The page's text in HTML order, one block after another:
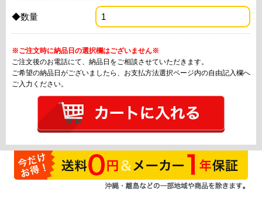
◆数量
※ご注文時に納品日の選択欄はございません※
ご注文後のお電話にて、納品日をご相談させていただきます。
ご希望の納品日がございましたら、お支払方法選択ページ内の自由記入欄へ
ご入力ください。